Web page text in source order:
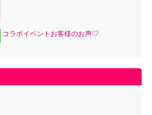
コラボイベントお客様のお声♡